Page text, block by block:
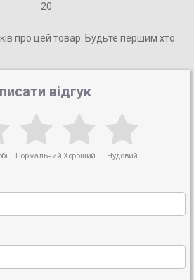
20
про цей товар. Будьте першим хто
відгук
Нормальний Хороший Чудовий